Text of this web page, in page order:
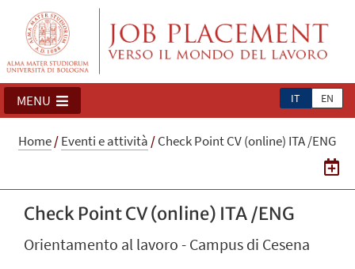
IT EN
MENU
Home/Eventi e attività /Check Point CV (online) ITA /ENG
Check Point CV (online) ITA /ENG
Orientamento al lavoro - Campus di Cesena